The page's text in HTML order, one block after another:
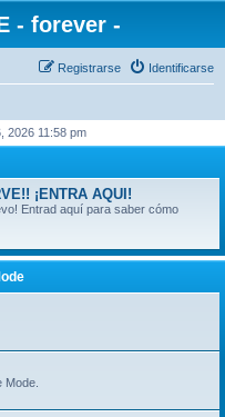
- forever -
Identificarse
Registrarse
2026 11:58 pm
¡ENTRA AQUI!
Entrad aquí para saber cómo